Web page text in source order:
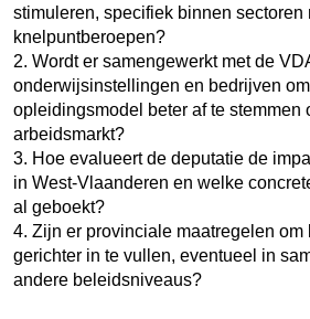
stimuleren, specifiek binnen sectoren
knelpuntberoepen?
2. Wordt er samengewerkt met de
onderwijsinstellingen en bedrijven
opleidingsmodel beter af te stemmen
arbeidsmarkt?
3. Hoe evalueert de deputatie de
in West-Vlaanderen en welke
al geboekt?
4. Zijn er provinciale maatregelen om
gerichter in te vullen, eventueel in
andere beleidsniveaus?